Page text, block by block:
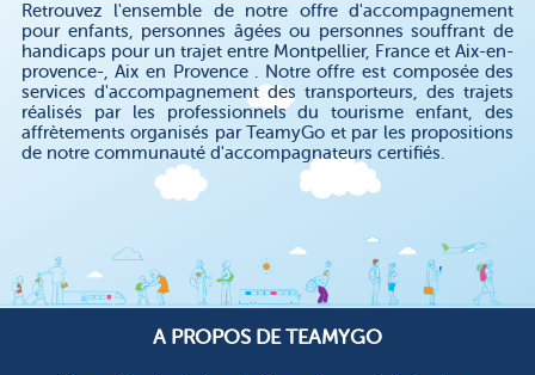
Retrouvez l'ensemble de notre offre d'accompagnement
pour enfants, personnes âgées ou personnes souffrant de
handicaps pour un trajet entre Montpellier, France et Aix-en-
provence-, Aix en Provence . Notre offre est composée des
services d'accompagnement des transporteurs, des trajets
réalisés par les professionnels du tourisme enfant, des
affrètements organisés par TeamyGo et par les propositions
de notre communauté d'accompagnateurs certifiés.
A PROPOS DE TEAMYGO